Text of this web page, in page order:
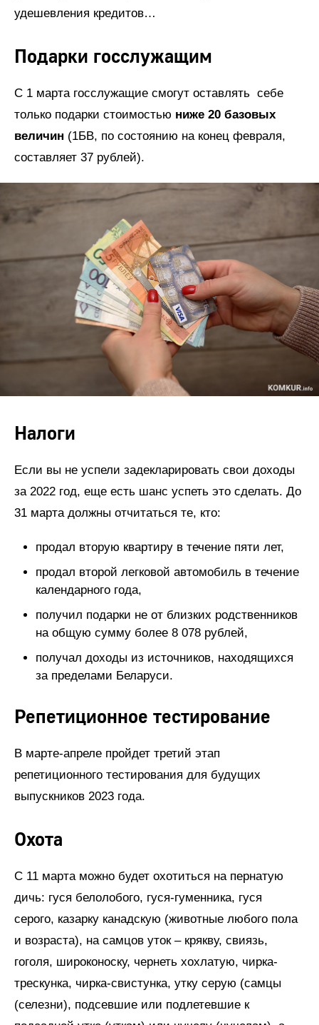
удешевления кредитов…
Подарки госслужащим
С 1 марта госслужащие смогут оставлять себе
только подарки стоимостью ниже 20 базовых
величин (1БВ, по состоянию на конец февраля,
составляет 37 рублей).
Налоги
Если вы не успели задекларировать свои доходы
за 2022 год, еще есть шанс успеть это сделать. До
31 марта должны отчитаться те, кто:
продал вторую квартиру в течение пяти лет,
продал второй легковой автомобиль в течение
календарного года,
получил подарки не от близких родственников
на общую сумму более 8 078 рублей,
получал доходы из источников, находящихся
за пределами Беларуси.
Репетиционное тестирование
В марте-апреле пройдет третий этап
репетиционного тестирования для будущих
выпускников 2023 года.
Охота
С 11 марта можно будет охотиться на пернатую
дичь: гуся белолобого, гуся-гуменника, гуся
серого, казарку канадскую (животные любого пола
и возраста), на самцов уток – крякву, свиязь,
гоголя, широконоску, чернеть хохлатую, чирка-
трескунка, чирка-свистунка, утку серую (самцы
(селезни), подсевшие или подлетевшие к